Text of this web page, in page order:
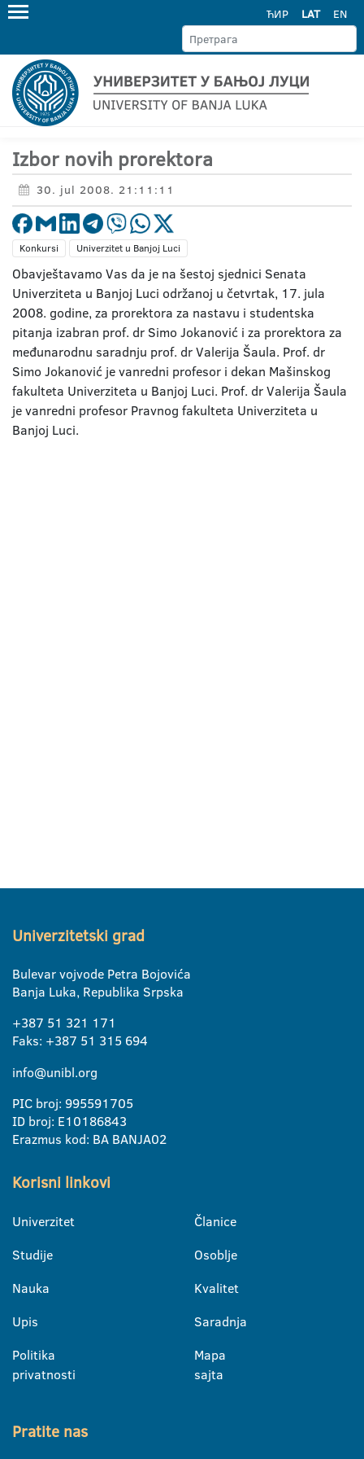
ЋИР LAT EN
Izbor novih prorektora
30. jul 2008. 21:11:11
Konkursi Univerzitet u Banjoj Luci
Obavještavamo Vas da je na šestoj sjednici Senata
Univerziteta u Banjoj Luci održanoj u četvrtak, 17. jula
2008. godine, za prorektora za nastavu i studentska
pitanja izabran prof. dr Simo Jokanović i za prorektora za
međunarodnu saradnju prof. dr Valerija Šaula. Prof. dr
Simo Jokanović je vanredni profesor i dekan Mašinskog
fakulteta Univerziteta u Banjoj Luci. Prof. dr Valerija Šaula
je vanredni profesor Pravnog fakulteta Univerziteta u
Banjoj Luci.
Univerzitetski grad
Bulevar vojvode Petra Bojovića
Banja Luka, Republika Srpska
+387 51 321 171
Faks: +387 51 315 694
info@unibl.org
PIC broj: 995591705
ID broj: E10186843
Erazmus kod: BA BANJA02
Korisni linkovi
Univerzitet
Studije
Nauka
Upis
Politika
privatnosti
Članice
Osoblje
Kvalitet
Saradnja
Mapa
sajta
Pratite nas